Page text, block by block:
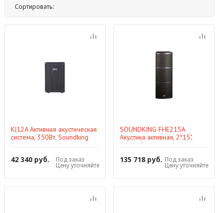
Сортировать:
KJ12A Активная акустическая
система, 350Вт, Soundking
42 340 руб. Под заказ
Цену уточняйте
SOUNDKING FHE215A
Акустика активная, 2*15",
135 718 руб. Под заказ
Цену уточняйте